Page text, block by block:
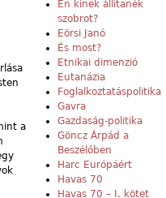
a
Én kinek állítanék
szobrot?
Eörsi Janó
És most?
Etnikai dimenzió
Eutanázia
Foglalkoztatáspolitika
Gavra
Gazdaság-politika
Göncz Árpád a
Beszélőben
Harc Európáért
Havas 70
Havas 70 – I. kötet